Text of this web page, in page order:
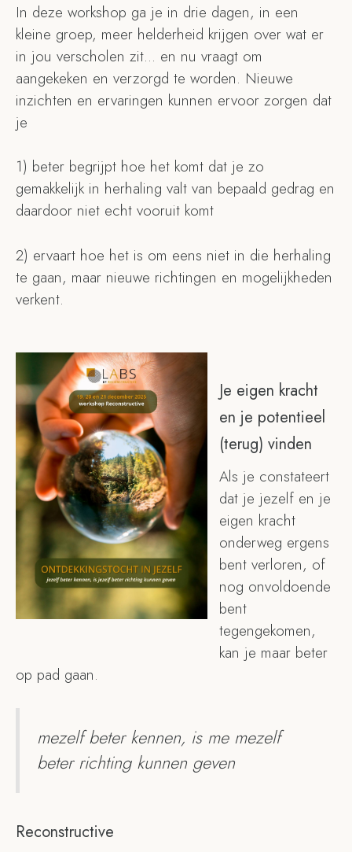
In deze workshop ga je in drie dagen, in een
kleine groep, meer helderheid krijgen over wat er
in jou verscholen zit... en nu vraagt om
aangekeken en verzorgd te worden. Nieuwe
inzichten en ervaringen kunnen ervoor zorgen dat
je
1) beter begrijpt hoe het komt dat je zo
gemakkelijk in herhaling valt van bepaald gedrag en
daardoor niet echt vooruit komt
2) ervaart hoe het is om eens niet in die herhaling
te gaan, maar nieuwe richtingen en mogelijkheden
verkent.
Je eigen kracht
en je potentieel
(terug) vinden
Als je constateert
dat je jezelf en je
eigen kracht
onderweg ergens
bent verloren, of
nog onvoldoende
bent
tegengekomen,
kan je maar beter
op pad gaan.
mezelf beter kennen, is me mezelf
beter richting kunnen geven
Reconstructive